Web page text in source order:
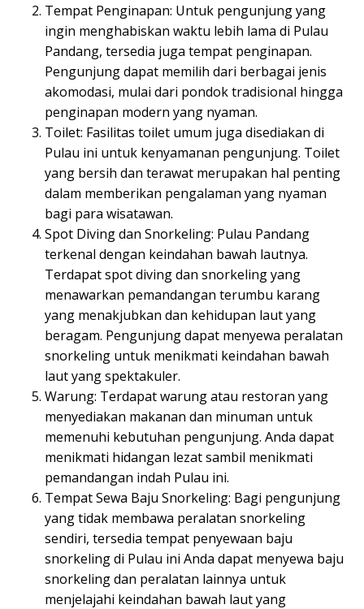
Tempat Penginapan: Untuk pengunjung yang
ingin menghabiskan waktu lebih lama di Pulau
Pandang, tersedia juga tempat penginapan.
Pengunjung dapat memilih dari berbagai jenis
akomodasi, mulai dari pondok tradisional hingga
penginapan modern yang nyaman.
Toilet: Fasilitas toilet umum juga disediakan di
Pulau ini untuk kenyamanan pengunjung. Toilet
yang bersih dan terawat merupakan hal penting
dalam memberikan pengalaman yang nyaman
bagi para wisatawan.
Spot Diving dan Snorkeling: Pulau Pandang
terkenal dengan keindahan bawah lautnya.
Terdapat spot diving dan snorkeling yang
menawarkan pemandangan terumbu karang
yang menakjubkan dan kehidupan laut yang
beragam. Pengunjung dapat menyewa peralatan
snorkeling untuk menikmati keindahan bawah
laut yang spektakuler.
Warung: Terdapat warung atau restoran yang
menyediakan makanan dan minuman untuk
memenuhi kebutuhan pengunjung. Anda dapat
menikmati hidangan lezat sambil menikmati
pemandangan indah Pulau ini.
Tempat Sewa Baju Snorkeling: Bagi pengunjung
yang tidak membawa peralatan snorkeling
sendiri, tersedia tempat penyewaan baju
snorkeling di Pulau ini Anda dapat menyewa baju
snorkeling dan peralatan lainnya untuk
menjelajahi keindahan bawah laut yang